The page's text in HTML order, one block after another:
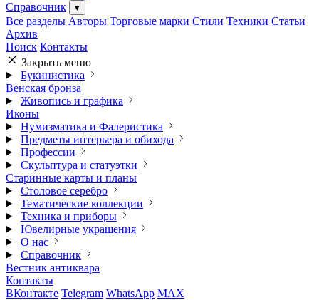
Справочник
▾
Все разделы Авторы Торговые марки Стили Техники Статьи
Архив
Поиск Контакты
Закрыть меню
Букинистика
Венская бронза
Живопись и графика
Иконы
Нумизматика и Фалеристика
Предметы интерьера и обихода
Профессии
Скульптура и статуэтки
Старинные карты и планы
Столовое серебро
Тематические коллекции
Техника и приборы
Ювелирные украшения
О нас
Справочник
Вестник антиквара
Контакты
ВКонтакте Telegram WhatsApp MAX